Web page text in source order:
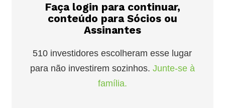
Faça login para continuar,
conteúdo para Sócios ou
Assinantes
510 investidores escolheram esse lugar
para não investirem sozinhos. Junte-se à
família.